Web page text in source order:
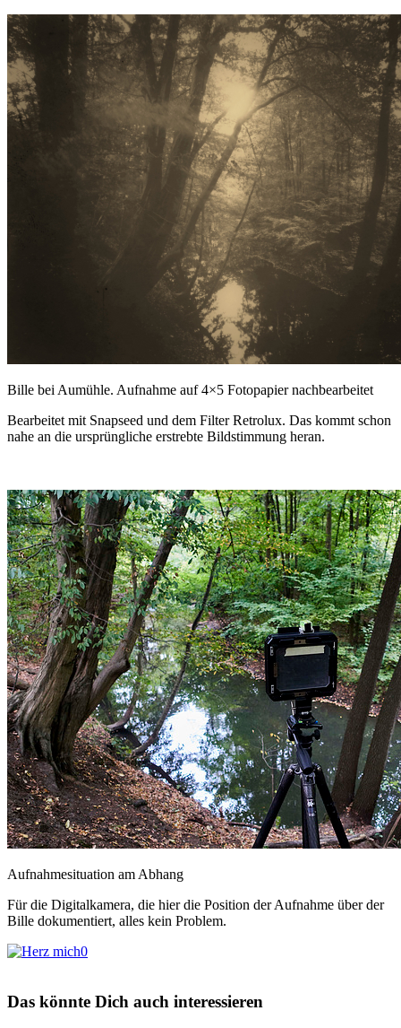
Bille bei Aumühle. Aufnahme auf 4×5 Fotopapier nachbearbeitet
Bearbeitet mit Snapseed und dem Filter Retrolux. Das kommt schon
nahe an die ursprüngliche erstrebte Bildstimmung heran.
Aufnahmesituation am Abhang
Für die Digitalkamera, die hier die Position der Aufnahme über der
Bille dokumentiert, alles kein Problem.
0
Das könnte Dich auch interessieren